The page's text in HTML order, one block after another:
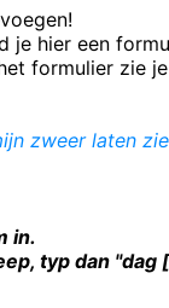
je hier een
formulier zie
zweer laten
in.
typ dan "dag